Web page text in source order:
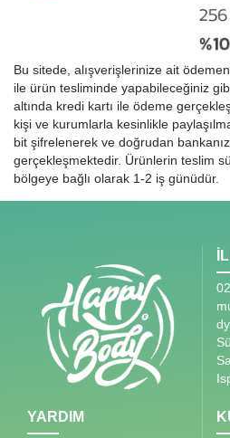
Bu sitede, alışverişlerinize ait
ile ürün tesliminde yapabileceğiniz
altında kredi kartı ile ödeme
kişi ve kurumlarla kesinlikle
bit şifrelenerek ve doğrudan bankanız
gerçekleşmektedir. Ürünlerin teslim
bölgeye bağlı olarak 1-2 iş günüdür.
YARDIM